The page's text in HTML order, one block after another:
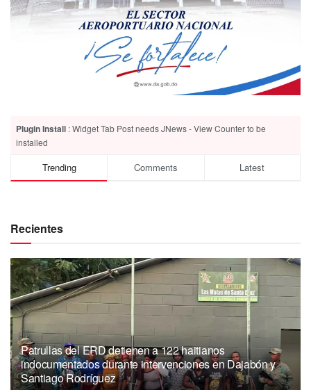
Plugin Install : Widget Tab Post needs JNews - View Counter to be
installed
Trending Comments Latest
Recientes
Patrullas del ERD detienen a 122 haitianos
indocumentados durante intervenciones en Dajabón y
Santiago Rodríguez